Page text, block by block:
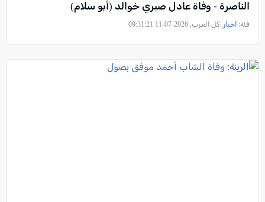
الناصرة - وفاة عادل صبري خوالد (أبو سلام)
فئة: أخبار , كل العرب, 2026-07-11 09:31:21